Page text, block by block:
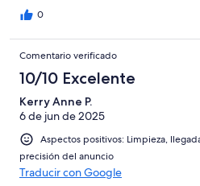
0
Comentario verificado
10/10 Excelente
Kerry Anne P.
6 de jun de 2025
Aspectos positivos: Limpieza,
precisión del anuncio
Traducir con Google